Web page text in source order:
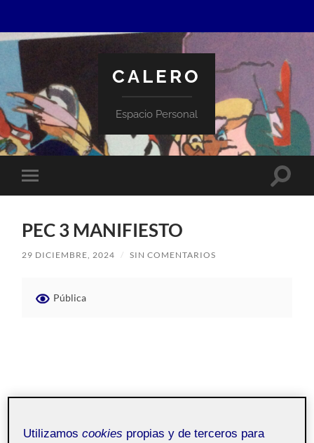
CALERO
Espacio Personal
Alternar
el
PEC 3 MANIFIESTO
29 DICIEMBRE, 2024 / SIN COMENTARIOS
Pública
Utilizamoscookies propias y de terceros para